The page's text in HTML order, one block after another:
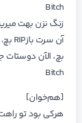
Bitch
زنگ نزن بهت
آن سرت بازRIP بچ، تک تک وایبام
بچ، الآن
Bitch
[هم‌خوان]
هرکی بود تو